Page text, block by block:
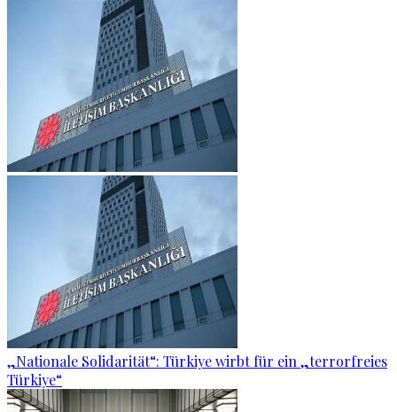
„Nationale Solidarität“: Türkiye wirbt für ein „terrorfreies
Türkiye“